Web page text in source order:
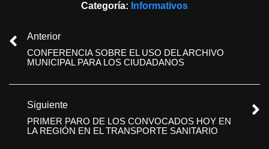
Categoría: Informativos
Anterior
CONFERENCIA SOBRE EL USO DEL ARCHIVO
MUNICIPAL PARA LOS CIUDADANOS
Siguiente
PRIMER PARO DE LOS CONVOCADOS HOY EN
LA REGIÓN EN EL TRANSPORTE SANITARIO